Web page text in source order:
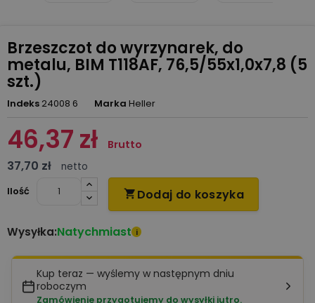
Brzeszczot do wyrzynarek, do
metalu, BIM T118AF, 76,5/55x1,0x7,8 (5
szt.)
Indeks 24008 6 Marka Heller
46,37 zł Brutto
37,70 zł
netto
Ilość
 Dodaj do koszyka
Wysyłka:Natychmiast i
Kup teraz — wyślemy w następnym dniu
roboczym
Zamówienie przygotujemy do wysyłki jutro.